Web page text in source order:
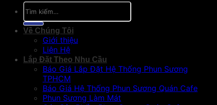
Tìm
kiếm:
Về Chúng Tôi
Giới thiệu
Liên Hệ
Lắp Đặt Theo Nhu Cầu
Báo Giá Lắp Đặt Hệ Thống Phun Sương
TPHCM
Báo Giá Hệ Thống Phun Sương Quán Cafe
Phun Sương Làm Mát